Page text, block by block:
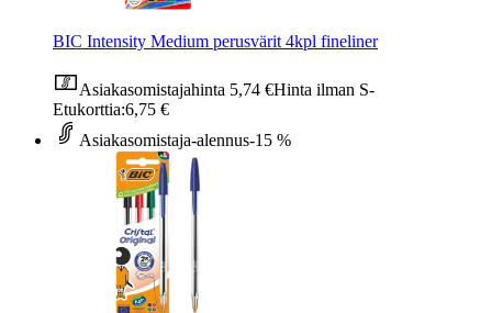
BIC Intensity Medium perusvärit 4kpl fineliner
Asiakasomistajahinta 5,74 €Hinta ilman S-
Etukorttia:6,75 €
Asiakasomistaja-alennus-15 %